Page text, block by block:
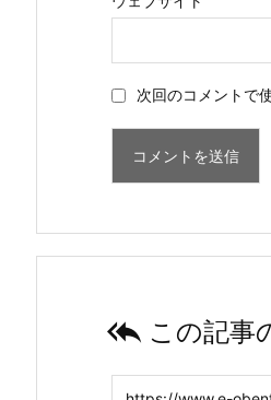
次回のコメントで
 この記事